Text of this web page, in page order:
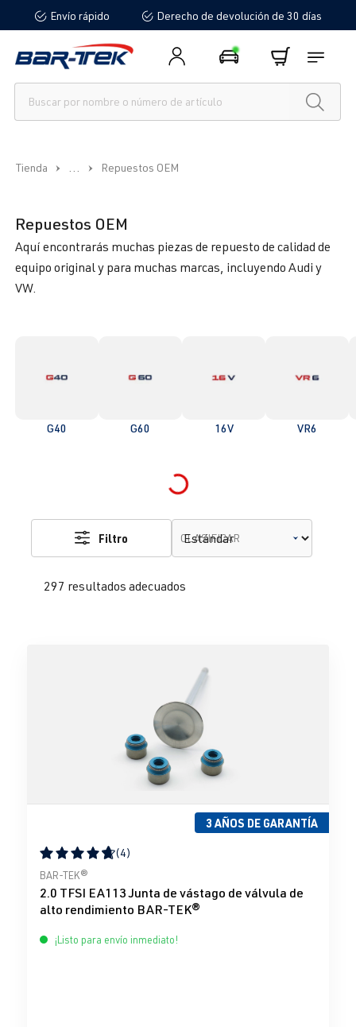
principalEnvío rápido Derecho de devolución de 30 días
Tienda ... Repuestos OEM
Repuestos OEM
Aquí encontrarás muchas piezas de repuesto de calidad de
equipo original y para muchas marcas, incluyendo Audi y
VW.
G40 G60 16V VR6
Loading...
297 resultados adecuados
Filtro CLASIFICAR
3 AÑOS DE GARANTÍA
Calificación promedio de 4.75 de 5 estrellas
(4)
BAR-TEK®
2.0 TFSI EA113 Junta de vástago de válvula de
alto rendimiento BAR-TEK®
¡Listo para envío inmediato!